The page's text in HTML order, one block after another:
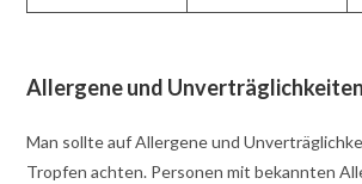
Allergene und Unverträglichkeiten
Man sollte auf Allergene und
Tropfen achten. Personen mit bekannten